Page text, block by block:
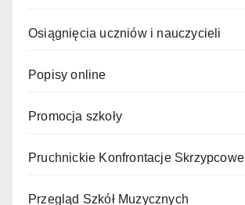
Osiągnięcia uczniów i nauczycieli
Popisy online
Promocja szkoły
Pruchnickie Konfrontacje Skrzypcowe
Przegląd Szkół Muzycznych